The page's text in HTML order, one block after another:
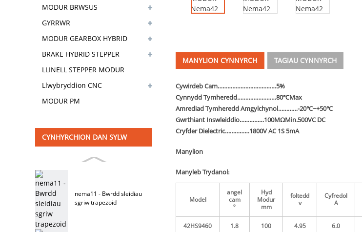
MODUR BRWSUS
GYRRWR
MODUR GEARBOX HYBRID
BRAKE HYBRID STEPPER
MODUR
LLINELL STEPPER MODUR
Llwybryddion CNC
MODUR PM
CYNHYRCHION DAN SYLW
nema11 - Bwrdd sleidiau
sgriw trapezoid
MANYLION CYNNYRCH TAGIAU CYNNYRCH
Cywirdeb Cam………………………………5%
Cynnydd Tymheredd……………………80℃Max
Amrediad Tymheredd Amgylchynol…………-20℃~+50℃
Gwrthiant Inswleiddio……………100MΩMin.500VC DC
Cryfder Dielectric……………1800V AC 1S 5mA
Manylion
Manyleb Trydanol:
Model
angel
cam
º
Hyd
Modur
mm
foltedd
v
Cyfredol
A
42HS9460 1.8 100 4.95 6.0